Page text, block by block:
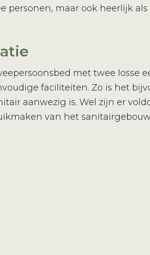
personen, maar ook heerlijk
met twee losse
faciliteiten. Zo is het
aanwezig is. Wel zijn er
van het